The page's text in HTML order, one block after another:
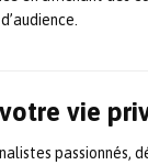
vie
passionnés,
relative
exigences